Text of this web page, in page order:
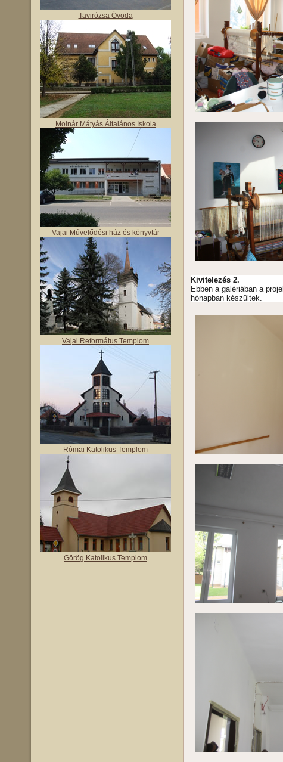
Tavirózsa Óvoda
Molnár Mátyás Általános Iskola
Vajai Művelődési ház és könyvtár
Vajai Református Templom
Római Katolikus Templom
Görög Katolikus Templom
Kivitelezés 2.
Ebben a galériában a
hónapban készültek.